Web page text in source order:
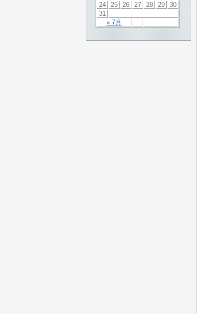
« 7月
24
25 26 27 28 29
30
31